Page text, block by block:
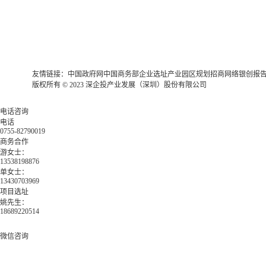
友情链接： 中国政府网 中国商务部企业选址产业园区规划 招商网络银创报
版权所有 © 2023 深企投产业发展（深圳）股份有限公司
电话咨询
电话
0755-82790019
商务合作
游女士：
13538198876
单女士：
13430703969
项目选址
姚先生：
18689220514
微信咨询